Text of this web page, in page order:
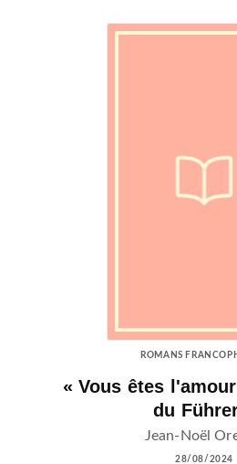
ROMANS
« Vous êtes
du
Jean-Noël
28/08/2024